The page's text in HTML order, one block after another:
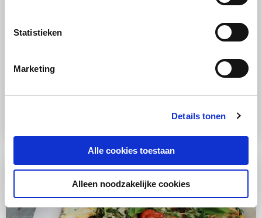
Statistieken
Marketing
Details tonen
Alle cookies toestaan
Alleen noodzakelijke cookies
RECEPT